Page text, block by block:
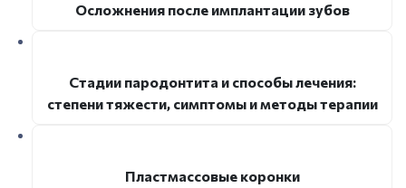
Осложнения после имплантации зубов
Стадии пародонтита и способы лечения:
степени тяжести, симптомы и методы терапии
Пластмассовые коронки